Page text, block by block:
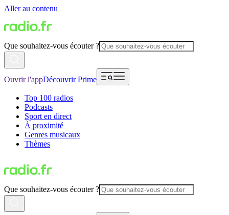
Aller au contenu
Que souhaitez-vous écouter ?
Ouvrir l'appDécouvrir Prime
Top 100 radios
Podcasts
Sport en direct
À proximité
Genres musicaux
Thèmes
Que souhaitez-vous écouter ?